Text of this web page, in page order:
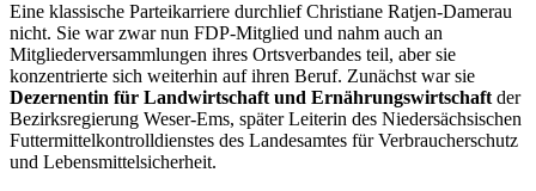
Eine klassische Parteikarriere durchlief Christiane Ratjen-Damerau
nicht. Sie war zwar nun FDP-Mitglied und nahm auch an
Mitgliederversammlungen ihres Ortsverbandes teil, aber sie
konzentrierte sich weiterhin auf ihren Beruf. Zunächst war sie
Dezernentin für Landwirtschaft und Ernährungswirtschaft der
Bezirksregierung Weser-Ems, später Leiterin des Niedersächsischen
Futtermittelkontrolldienstes des Landesamtes für Verbraucherschutz
und Lebensmittelsicherheit.